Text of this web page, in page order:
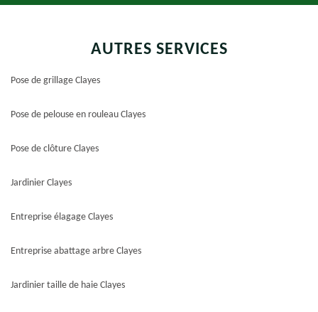
AUTRES SERVICES
Pose de grillage Clayes
Pose de pelouse en rouleau Clayes
Pose de clôture Clayes
Jardinier Clayes
Entreprise élagage Clayes
Entreprise abattage arbre Clayes
Jardinier taille de haie Clayes